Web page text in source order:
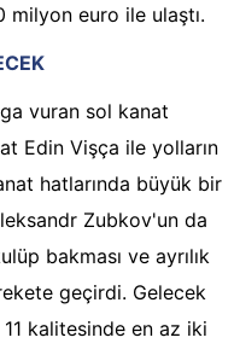
milyon euro ile ulaştı.
vuran sol kanat
Edin Vişça ile yolların
hatlarında büyük bir
Zubkov'un da
bakması ve ayrılık
geçirdi. Gelecek
kalitesinde en az iki